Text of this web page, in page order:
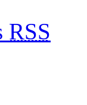
RSS